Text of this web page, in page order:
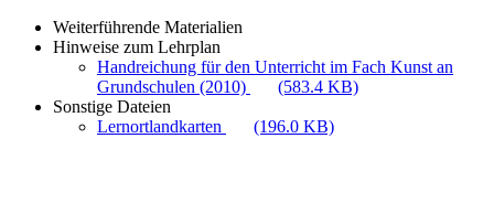
Weiterführende Materialien
Hinweise zum Lehrplan
Handreichung für den Unterricht im Fach Kunst an
Grundschulen (2010)
(583.4 KB)
Sonstige Dateien
Lernortlandkarten
(196.0 KB)